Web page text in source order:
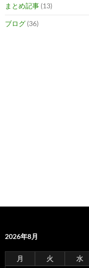
まとめ記事 (13)
ブログ (36)
2026年8月
月 火 水